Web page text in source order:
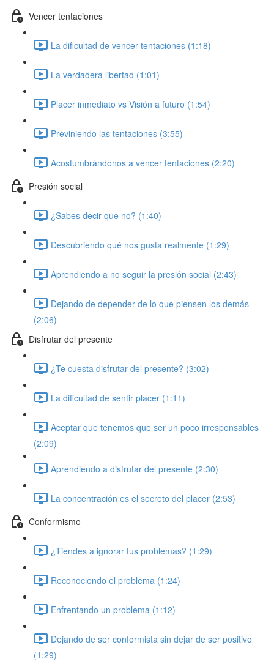
Vencer tentaciones
La dificultad de vencer tentaciones (1:18)
La verdadera libertad (1:01)
Placer inmediato vs Visión a futuro (1:54)
Previniendo las tentaciones (3:55)
Acostumbrándonos a vencer tentaciones (2:20)
Presión social
¿Sabes decir que no? (1:40)
Descubriendo qué nos gusta realmente (1:29)
Aprendiendo a no seguir la presión social (2:43)
Dejando de depender de lo que piensen los demás
(2:06)
Disfrutar del presente
¿Te cuesta disfrutar del presente? (3:02)
La dificultad de sentir placer (1:11)
Aceptar que tenemos que ser un poco irresponsables
(2:09)
Aprendiendo a disfrutar del presente (2:30)
La concentración es el secreto del placer (2:53)
Conformismo
¿Tiendes a ignorar tus problemas? (1:29)
Reconociendo el problema (1:24)
Enfrentando un problema (1:12)
Dejando de ser conformista sin dejar de ser positivo
(1:29)